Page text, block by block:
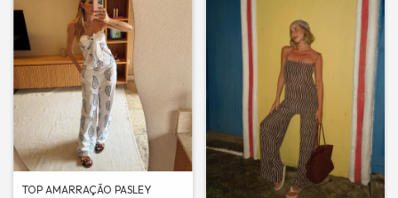
TOP AMARRAÇÃO PASLEY